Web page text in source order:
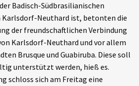
Badisch-Südbrasilianischen
Neuthard ist, betonten die
der freundschaftlichen Verbindung
Karlsdorf-Neuthard und vor allem
Brusque und Guabiruba. Diese soll
unterstützt werden, hieß es.
schloss sich am Freitag eine